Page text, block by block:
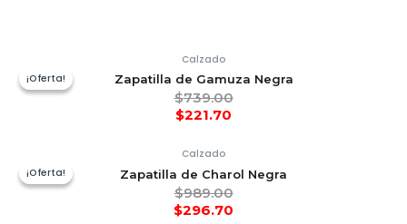
¡Oferta!
¡Oferta!
Calzado
Zapatilla de Gamuza Negra
$739.00
$221.70
¡Oferta!
¡Oferta!
Calzado
Zapatilla de Charol Negra
$989.00
$296.70